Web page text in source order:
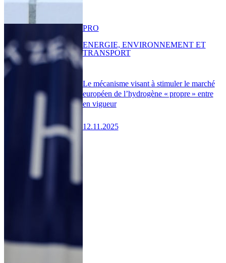
Le mécanisme visant à stimuler le marché
européen de l’hydrogène « propre » entre
en vigueur
12.11.2025
PRO
ENERGIE, ENVIRONNEMENT ET
TRANSPORT